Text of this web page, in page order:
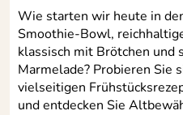
Wie starten wir heute in
Smoothie-Bowl,
klassisch mit Brötchen und
Marmelade? Probieren Sie
vielseitigen
und entdecken Sie